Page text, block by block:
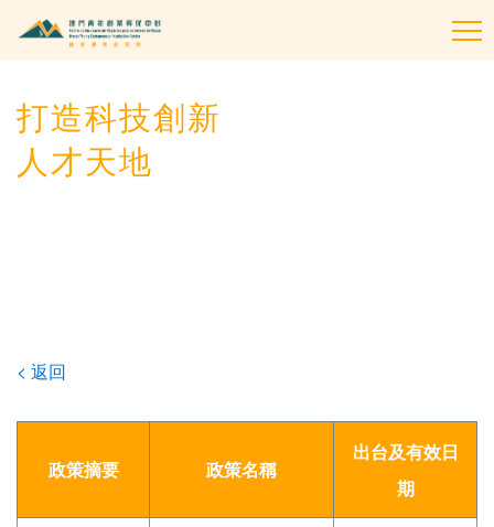
打造科技創新
人才天地
< 返回
政策摘要 政策名稱
出台及有效日
期